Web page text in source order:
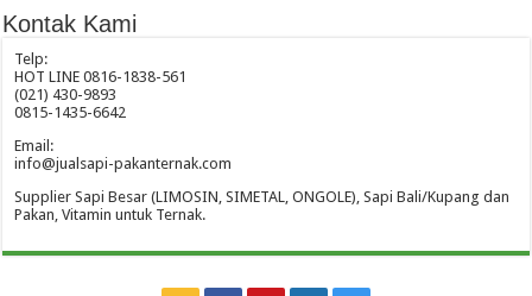
Kontak Kami
Telp:
HOT LINE 0816-1838-561
(021) 430-9893
0815-1435-6642
Email:
info@jualsapi-pakanternak.com
Supplier Sapi Besar (LIMOSIN, SIMETAL, ONGOLE), Sapi Bali/Kupang dan
Pakan, Vitamin untuk Ternak.